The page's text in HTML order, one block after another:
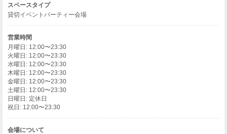
スペースタイプ
貸切イベントパーティー会場
営業時間
月曜日: 12:00〜23:30
火曜日: 12:00〜23:30
水曜日: 12:00〜23:30
木曜日: 12:00〜23:30
金曜日: 12:00〜23:30
土曜日: 12:00〜23:30
日曜日: 定休日
祝日: 12:00〜23:30
会場について